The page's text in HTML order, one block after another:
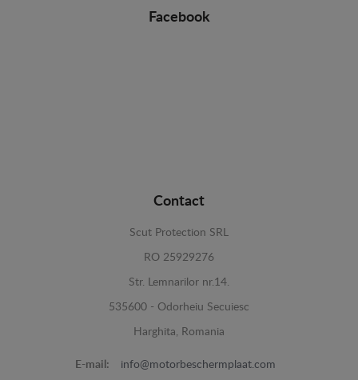
Facebook
Contact
Scut Protection SRL
RO 25929276
Str. Lemnarilor nr.14.
535600 - Odorheiu Secuiesc
Harghita, Romania
E-mail: info@motorbeschermplaat.com